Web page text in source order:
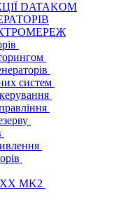
DATAKOM
систем
MK2